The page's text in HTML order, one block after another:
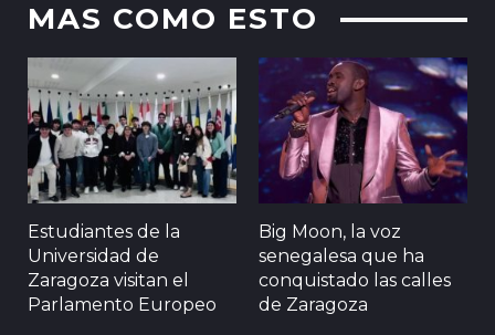
MAS COMO ESTO
Estudiantes de la
Universidad de
Zaragoza visitan el
Parlamento Europeo
Big Moon, la voz
senegalesa que ha
conquistado las calles
de Zaragoza